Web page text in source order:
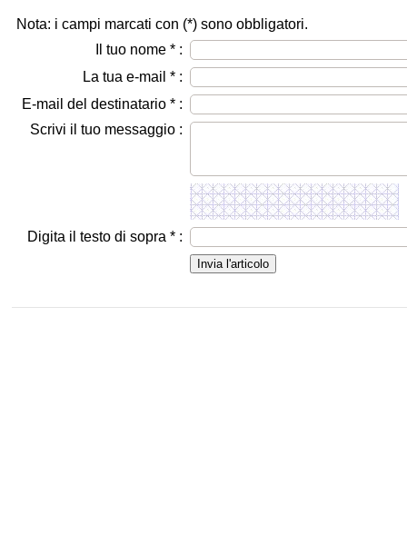
Nota: i campi marcati con (*) sono obbligatori.
Il tuo nome * :
La tua e-mail * :
E-mail del destinatario * :
Scrivi il tuo messaggio :
Digita il testo di sopra * :